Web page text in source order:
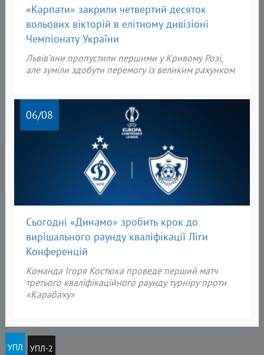
«Карпати» закрили четвертий десяток
вольових вікторій в елітному дивізіоні
Чемпіонату України
Львів’яни пропустили першими у Кривому Розі,
але зуміли здобути перемогу із великим рахунком
06/08
Сьогодні «Динамо» зробить крок до
вирішального раунду кваліфікації Ліги
Конференцій
Команда Ігоря Костюка проведе перший матч
третього кваліфікаційного раунду турніру проти
«Карабаху»
УПЛ УПЛ-2